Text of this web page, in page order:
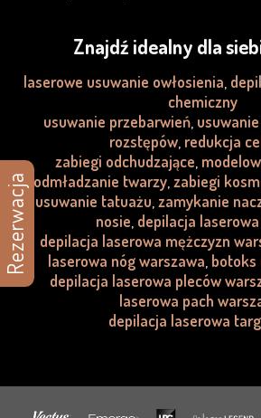
Znajdź idealny dla
laserowe usuwanie owłosienia
chemiczny
usuwanie przebarwień,
rozstępów, redukcja
zabiegi odchudzające
odmładzanie twarzy, zabiegi
usuwanie tatuażu zamykanie
nosie depilacja
depilacja laserowa mężczyzn
laserowa nóg warszawa botoks
depilacja laserowa pleców
laserowa pach
depilacja laserowa
Rezerwacja